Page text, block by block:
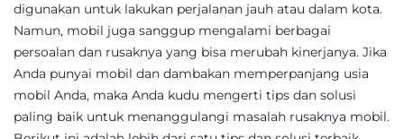
digunakan untuk lakukan perjalanan jauh atau dalam kota.
Namun, mobil juga sanggup mengalami berbagai
persoalan dan rusaknya yang bisa merubah kinerjanya. Jika
Anda punyai mobil dan dambakan memperpanjang usia
mobil Anda, maka Anda kudu mengerti tips dan solusi
paling baik untuk menanggulangi masalah rusaknya mobil.